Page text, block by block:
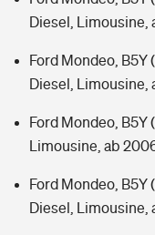
Diesel, Limousine,
Ford Mondeo, B5Y
Diesel, Limousine,
Ford Mondeo, B5Y
Limousine, ab
Ford Mondeo, B5Y
Diesel, Limousine,